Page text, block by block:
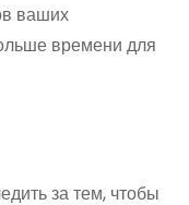
ваших
времени для
за тем, чтобы